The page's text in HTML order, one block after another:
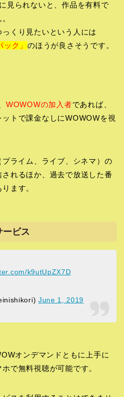
見られないと、作品を有料で
くり見たいという人には
ック」のほうが良さそうです。
WOWOWの加入者であれば、
トで課金なしにWOWOWを視
ライム、ライブ、シネマ）の
れるほか、過去で放送した番
ます。
ービス
k9utUpZX7D
June 1, 2019
オンデマンドともに上手に
で無料視聴が可能です。